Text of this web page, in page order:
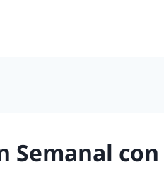
Semanal con